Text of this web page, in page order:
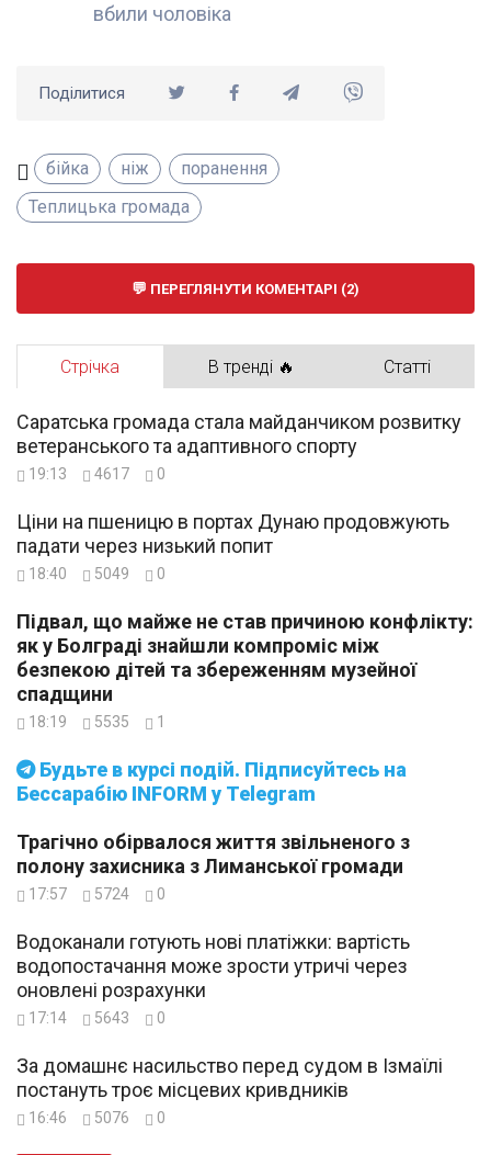
вбили чоловіка
Поділитися
бійка ніж
поранення
Теплицька громада
ПЕРЕГЛЯНУТИ КОМЕНТАРІ (2)
Стрічка В тренді 🔥 Статті
Будьте в курсі подій. Підписуйтесь на
Бессарабію INFORM у Telegram
Саратська громада стала майданчиком розвитку
ветеранського та адаптивного спорту
19:13 4617 0
Ціни на пшеницю в портах Дунаю продовжують
падати через низький попит
18:40 5049 0
Підвал, що майже не став причиною конфлікту:
як у Болграді знайшли компроміс між
безпекою дітей та збереженням музейної
спадщини
18:19 5535 1
Трагічно обірвалося життя звільненого з
полону захисника з Лиманської громади
17:57 5724 0
Водоканали готують нові платіжки: вартість
водопостачання може зрости утричі через
оновлені розрахунки
17:14 5643 0
За домашнє насильство перед судом в Ізмаїлі
постануть троє місцевих кривдників
16:46 5076 0